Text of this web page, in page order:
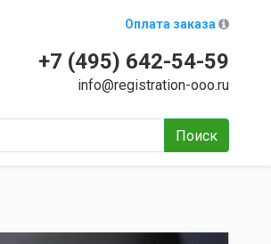
Оплата заказа
+7 (495) 642-54-59
info@registration-ooo.ru
Поиск